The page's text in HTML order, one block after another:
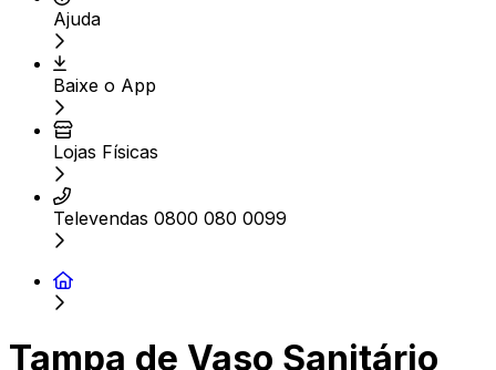
Ajuda
Baixe o App
Lojas Físicas
Televendas 0800 080 0099
Tampa de Vaso Sanitário